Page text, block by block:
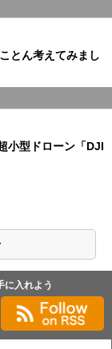
とん考えてみまし
小型ドローン「DJI
に入れよう